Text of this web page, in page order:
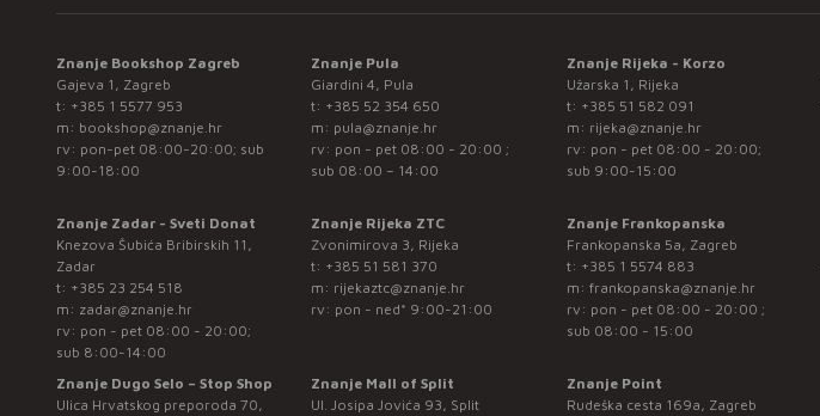
Znanje Bookshop Zagreb
Gajeva 1, Zagreb
t: +385 1 5577 953
m: bookshop@znanje.hr
rv: pon-pet 08:00-20:00; sub
9:00-18:00
Znanje Pula
Giardini 4, Pula
t: +385 52 354 650
m: pula@znanje.hr
rv: pon - pet 08:00 - 20:00 ;
sub 08:00 – 14:00
Znanje Rijeka - Korzo
Užarska 1, Rijeka
t: +385 51 582 091
m: rijeka@znanje.hr
rv: pon - pet 08:00 - 20:00;
sub 9:00-15:00
Znanje Zadar - Sveti Donat
Knezova Šubića Bribirskih 11,
Zadar
t: +385 23 254 518
m: zadar@znanje.hr
rv: pon - pet 08:00 - 20:00;
sub 8:00-14:00
Znanje Rijeka ZTC
Zvonimirova 3, Rijeka
t: +385 51 581 370
m: rijekaztc@znanje.hr
rv: pon - ned* 9:00-21:00
Znanje Frankopanska
Frankopanska 5a, Zagreb
t: +385 1 5574 883
m: frankopanska@znanje.hr
rv: pon - pet 08:00 - 20:00 ;
sub 08:00 - 15:00
Znanje Dugo Selo – Stop Shop
Ulica Hrvatskog preporoda 70,
Znanje Mall of Split
Ul. Josipa Jovića 93, Split
Znanje Point
Rudeška cesta 169a, Zagreb